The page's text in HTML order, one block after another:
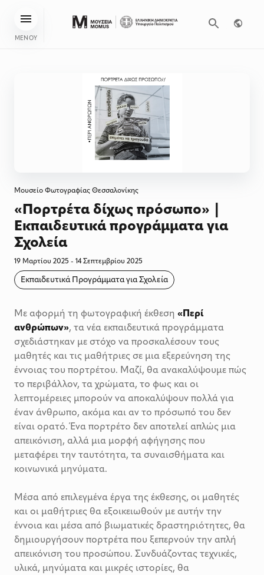
ΜΕΝΟΥ
Μουσείο Φωτογραφίας Θεσσαλονίκης
«Πορτρέτα δίχως πρόσωπο» |
Εκπαιδευτικά προγράμματα για
Σχολεία
19 Μαρτίου 2025 - 14 Σεπτεμβρίου 2025
Εκπαιδευτικά Προγράμματα για Σχολεία
Με αφορμή τη φωτογραφική έκθεση «Περί
ανθρώπων», τα νέα εκπαιδευτικά προγράμματα
σχεδιάστηκαν με στόχο να προσκαλέσουν τους
μαθητές και τις μαθήτριες σε μια εξερεύνηση της
έννοιας του πορτρέτου. Μαζί, θα ανακαλύψουμε πώς
το περιβάλλον, τα χρώματα, το φως και οι
λεπτομέρειες μπορούν να αποκαλύψουν πολλά για
έναν άνθρωπο, ακόμα και αν το πρόσωπό του δεν
είναι ορατό. Ένα πορτρέτο δεν αποτελεί απλώς μια
απεικόνιση, αλλά μια μορφή αφήγησης που
μεταφέρει την ταυτότητα, τα συναισθήματα και
κοινωνικά μηνύματα.
Μέσα από επιλεγμένα έργα της έκθεσης, οι μαθητές
και οι μαθήτριες θα εξοικειωθούν με αυτήν την
έννοια και μέσα από βιωματικές δραστηριότητες, θα
δημιουργήσουν πορτρέτα που ξεπερνούν την απλή
απεικόνιση του προσώπου. Συνδυάζοντας τεχνικές,
υλικά, μηνύματα και μικρές ιστορίες, θα